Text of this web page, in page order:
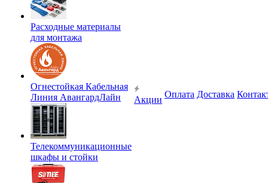
Расходные материалы
для монтажа
Огнестойкая Кабельная
Линия АвангардЛайн
Телекоммуникационные
шкафы и стойки
Акции
Оплата Доставка